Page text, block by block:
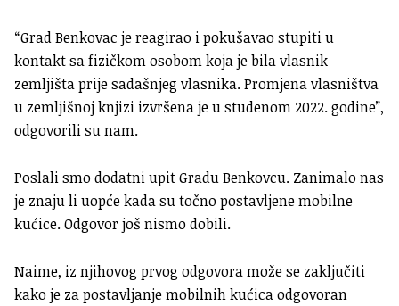
“Grad Benkovac je reagirao i pokušavao stupiti u
kontakt sa fizičkom osobom koja je bila vlasnik
zemljišta prije sadašnjeg vlasnika. Promjena vlasništva
u zemljišnoj knjizi izvršena je u studenom 2022. godine”,
odgovorili su nam.
Poslali smo dodatni upit Gradu Benkovcu. Zanimalo nas
je znaju li uopće kada su točno postavljene mobilne
kućice. Odgovor još nismo dobili.
Naime, iz njihovog prvog odgovora može se zaključiti
kako je za postavljanje mobilnih kućica odgovoran